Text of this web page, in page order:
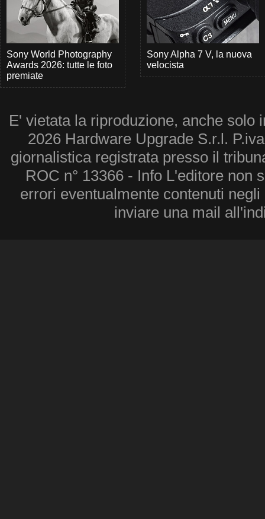
Sony World Photography
Awards 2026: tutte le foto
premiate
Sony Alpha 7 V, la nuova
velocista
E' vietata la riproduzione, anche solo
2026 Hardware Upgrade S.r.l.
giornalistica registrata presso il
ROC n° 13366 - Info L'editore non
errori eventualmente contenuti
inviare una mail